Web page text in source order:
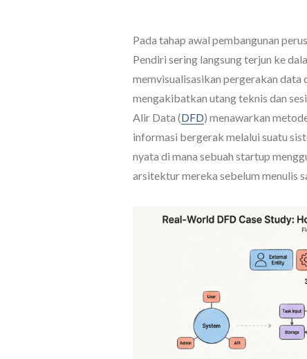
Pada tahap awal pembangunan
Pendiri sering langsung terjun ke
memvisualisasikan pergerakan data
mengakibatkan utang teknis dan
Alir Data (DFD) menawarkan
informasi bergerak melalui suatu
nyata di mana sebuah startup
arsitektur mereka sebelum menulis